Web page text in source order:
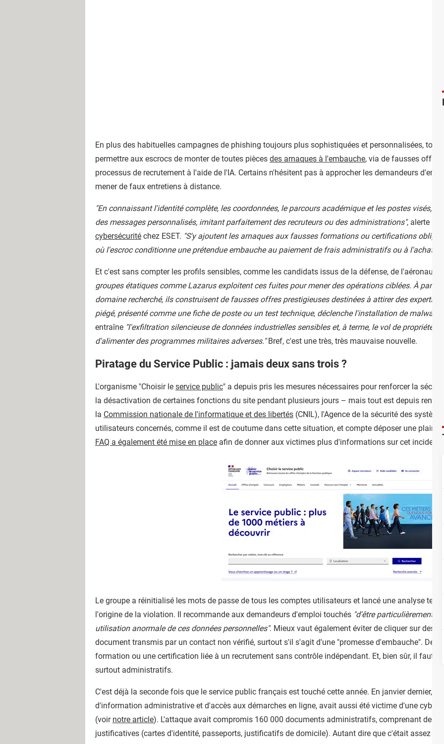
En plus des habituelles campagnes de phishing toujours plus sophistiquées et personnalisées,
permettre aux escrocs de monter de toutes pièces des arnaques à l'embauche, via de fausses offres
processus de recrutement à l'aide de l'IA. Certains n'hésitent pas à approcher les demandeurs
mener de faux entretiens à distance.
"En connaissant l'identité complète, les coordonnées, le parcours académique et les postes visés,
des messages personnalisés, imitant parfaitement des recruteurs ou des administrations", alerte
cybersécurité chez ESET. "S'y ajoutent les arnaques aux fausses formations ou certifications
où l'escroc conditionne une prétendue embauche au paiement de frais administratifs ou à l'achat
Et c'est sans compter les profils sensibles, comme les candidats issus de la défense, de
groupes étatiques comme Lazarus exploitent ces fuites pour mener des opérations ciblées. À partir
domaine recherché, ils construisent de fausses offres prestigieuses destinées à attirer des experts
piégé, présenté comme une fiche de poste ou un test technique, déclenche l'installation de malwares
entraîne "l'exfiltration silencieuse de données industrielles sensibles et, à terme, le vol de propriété
d'alimenter des programmes militaires adverses."Bref, c'est une très, très mauvaise nouvelle.
Piratage du Service Public : jamais deux sans trois ?
L'organisme "Choisir le service public" a depuis pris les mesures nécessaires pour renforcer la
la désactivation de certaines fonctions du site pendant plusieurs jours – mais tout est depuis rentré
la Commission nationale de l'informatique et des libertés (CNIL), l'Agence de la sécurité des
utilisateurs concernés, comme il est de coutume dans cette situation, et compte déposer une plainte
FAQ a également été mise en place afin de donner aux victimes plus d'informations sur cet incident.
Le groupe a réinitialisé les mots de passe de tous les comptes utilisateurs et lancé une analyse
l'origine de la violation. Il recommande aux demandeurs d'emploi touchés "d'être particulièrement
utilisation anormale de ces données personnelles". Mieux vaut également éviter de cliquer sur des
document transmis par un contact non vérifié, surtout s'il s'agit d'une "promesse d'embauche". De
formation ou une certification liée à un recrutement sans contrôle indépendant. Et, bien sûr, il faut
surtout administratifs.
C'est déjà la seconde fois que le service public français est touché cette année. En janvier dernier,
d'information administrative et d'accès aux démarches en ligne, avait aussi été victime d'une
(voir notre article). L'attaque avait compromis 160 000 documents administratifs, comprenant des
justificatives (cartes d'identité, passeports, justificatifs de domicile). Autant dire que c'était assez